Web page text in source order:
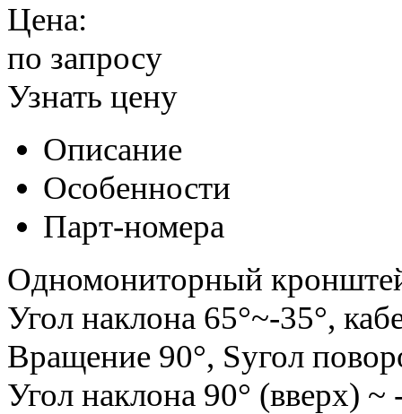
Цена:
по запросу
Узнать цену
Описание
Особенности
Парт-номера
Одномониторный
Угол наклона 65°~-35°,
Вращение 90°, Sугол
Угол наклона 90° (вверх) ~